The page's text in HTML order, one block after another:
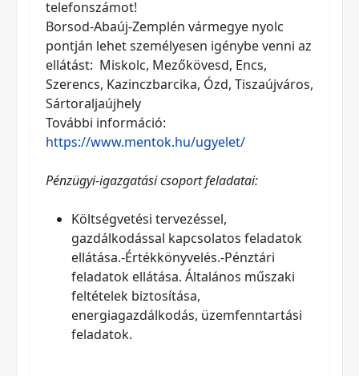
telefonszámot!
Borsod-Abaúj-Zemplén vármegye nyolc
pontján lehet személyesen igénybe venni az
ellátást: Miskolc, Mezőkövesd, Encs,
Szerencs, Kazinczbarcika, Ózd, Tiszaújváros,
Sártoraljaújhely
További információ:
https://www.mentok.hu/ugyelet/
Pénzügyi-igazgatási csoport feladatai:
Költségvetési tervezéssel,
gazdálkodással kapcsolatos feladatok
ellátása.-Értékkönyvelés.-Pénztári
feladatok ellátása. Általános műszaki
feltételek biztosítása,
energiagazdálkodás, üzemfenntartási
feladatok.